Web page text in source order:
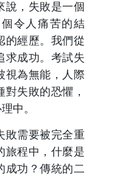
說，失敗是一個
令人痛苦的結
的經歷。我們從
求成功。考試失
視為無能，人際
失敗的恐懼，
中。
敗需要被完全重
旅程中，什麼是
成功？傳統的二